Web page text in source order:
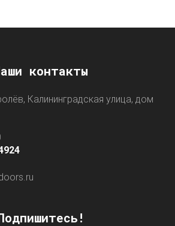
контакты
Калининградская улица, дом